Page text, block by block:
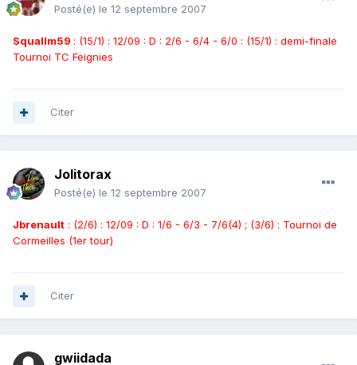
Posté(e) le 12 septembre 2007
Squallm59 : (15/1) : 12/09 : D : 2/6 - 6/4 - 6/0 : (15/1) : demi-finale
Tournoi TC Feignies
Citer
Jolitorax
Posté(e) le 12 septembre 2007
Jbrenault : (2/6) : 12/09 : D : 1/6 - 6/3 - 7/6(4) ; (3/6) : Tournoi de
Cormeilles (1er tour)
Citer
gwiidada